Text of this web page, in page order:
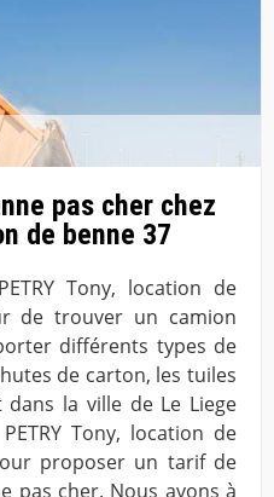
pas cher chez
de benne 37
Tony, location de
de trouver un camion
différents types de
de carton, les tuiles
dans la ville de Le Liege
Tony, location de
proposer un tarif de
pas cher. Nous avons à